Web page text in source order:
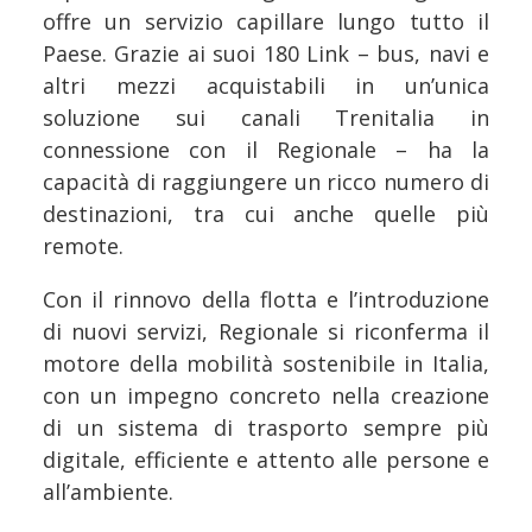
offre un servizio capillare lungo tutto il
Paese. Grazie ai suoi 180 Link – bus, navi e
altri mezzi acquistabili in un’unica
soluzione sui canali Trenitalia in
connessione con il Regionale – ha la
capacità di raggiungere un ricco numero di
destinazioni, tra cui anche quelle più
remote.
Con il rinnovo della flotta e l’introduzione
di nuovi servizi, Regionale si riconferma il
motore della mobilità sostenibile in Italia,
con un impegno concreto nella creazione
di un sistema di trasporto sempre più
digitale, efficiente e attento alle persone e
all’ambiente.